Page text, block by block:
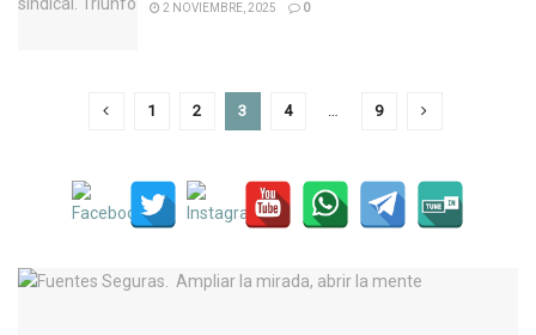
2 NOVIEMBRE, 2025 0
1 2 3 4 9